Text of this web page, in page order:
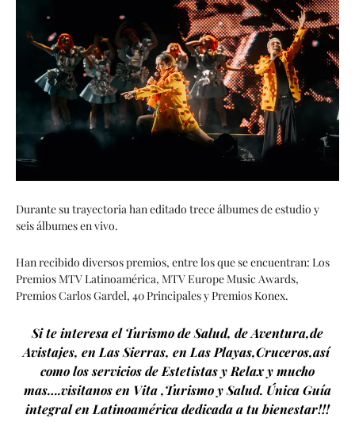
Durante su trayectoria han editado trece álbumes de estudio y
seis álbumes en vivo.
Han recibido diversos premios, entre los que se encuentran: Los
Premios MTV Latinoamérica, MTV Europe Music Awards,
Premios Carlos Gardel, 40 Principales y Premios Konex.
Si te interesa el Turismo de Salud, de Aventura,de
Avistajes, en Las Sierras, en Las Playas,Cruceros,así
como los servicios de Estetistas y Relax y mucho
mas….visitanos en Vita ,Turismo y Salud. Única Guía
integral en Latinoamérica dedicada a tu bienestar!!!